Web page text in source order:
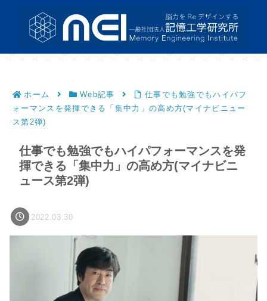
ホーム Web記事
仕事でも勉強でもハイパフ
ォーマンスを発揮できる「集中力」の高め方(マイナビニュー
ス第2弾)
仕事でも勉強でもハイパフォーマンスを発
揮できる「集中力」の高め方(マイナビニ
ュース第2弾)
2022.03.30